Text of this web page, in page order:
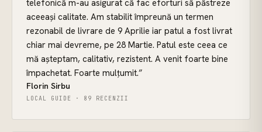
telefonică m-au asigurat că fac eforturi să păstreze
aceeași calitate. Am stabilit împreună un termen
rezonabil de livrare de 9 Aprilie iar patul a fost livrat
chiar mai devreme, pe 28 Martie. Patul este ceea ce
mă așteptam, calitativ, rezistent. A venit foarte bine
împachetat. Foarte mulțumit.”
Florin Sirbu
LOCAL GUIDE · 89 RECENZII